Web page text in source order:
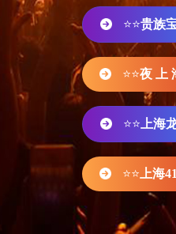
⭐⭐贵族
⭐⭐夜 上
⭐⭐ 上海
⭐⭐ 上海